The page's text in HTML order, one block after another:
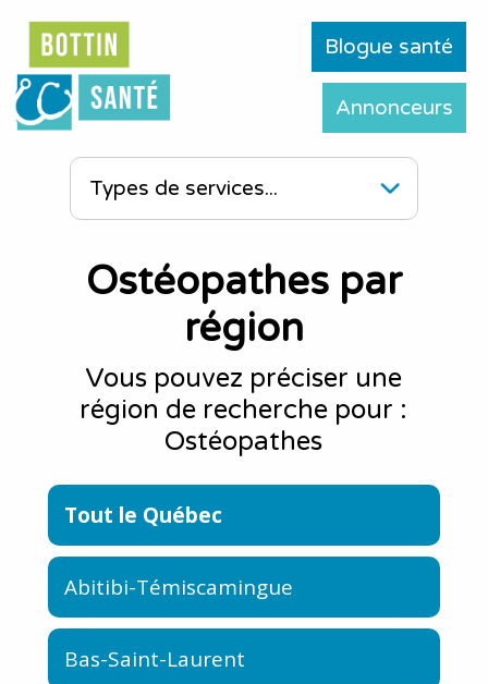
Blogue santé
Annonceurs
Ostéopathes par
région
Vous pouvez préciser une
région de recherche pour :
Ostéopathes
Tout le Québec
Abitibi-Témiscamingue
Bas-Saint-Laurent